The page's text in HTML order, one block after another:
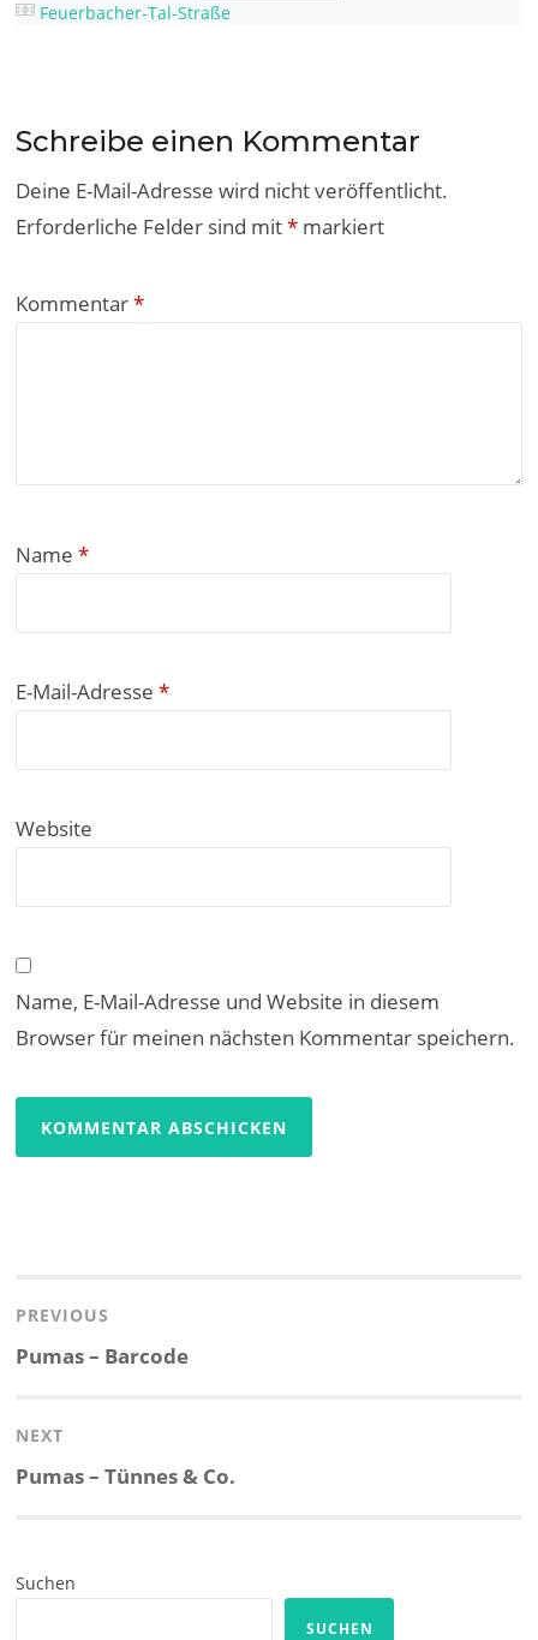
Feuerbacher-Tal-Straße
Schreibe einen Kommentar
Deine E-Mail-Adresse wird nicht veröffentlicht.
Erforderliche Felder sind mit* markiert
Kommentar*
Name*
E-Mail-Adresse*
Website
Name, E-Mail-Adresse und Website in diesem
Browser für meinen nächsten Kommentar speichern.
PREVIOUS
Previous
Pumas – Barcode
NEXT
Next
Pumas – Tünnes & Co.
Suchen
SUCHEN